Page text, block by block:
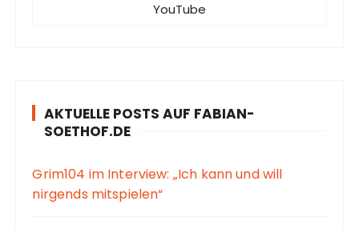
YouTube
AKTUELLE POSTS AUF FABIAN-
SOETHOF.DE
Grim104 im Interview: „Ich kann und will
nirgends mitspielen“